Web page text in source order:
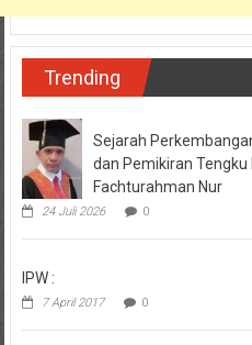
Trending
Sejarah
dan Pemikiran
Fachturahman Nur
24 Juli 2026 0
IPW :
7 April 2017 0